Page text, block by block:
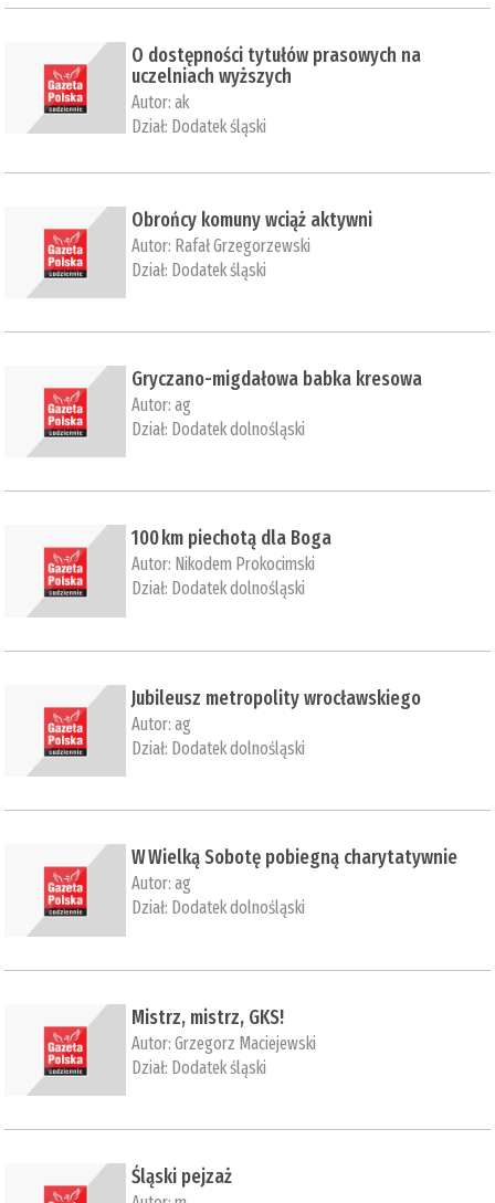
O dostępności tytułów prasowych na
uczelniach wyższych
Autor:ak
Dział: Dodatek śląski
Obrońcy komuny wciąż aktywni
Autor: Rafał Grzegorzewski
Dział: Dodatek śląski
​Gryczano-migdałowa babka kresowa
Autor:ag
Dział: Dodatek dolnośląski
100 km piechotą dla Boga
Autor: Nikodem Prokocimski
Dział: Dodatek dolnośląski
Jubileusz metropolity wrocławskiego
Autor:ag
Dział: Dodatek dolnośląski
​W Wielką Sobotę pobiegną charytatywnie
Autor:ag
Dział: Dodatek dolnośląski
​Mistrz, mistrz, GKS!
Autor:Grzegorz Maciejewski
Dział: Dodatek śląski
​Śląski pejzaż